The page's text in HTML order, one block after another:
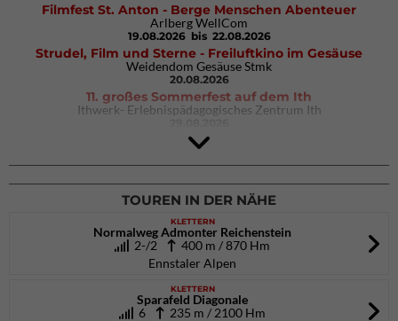
Filmfest St. Anton - Berge Menschen Abenteuer
Arlberg WellCom
19.08.2026 bis 22.08.2026
Strudel, Film und Sterne - Freiluftkino im Gesäuse
Weidendom Gesäuse Stmk
20.08.2026
11. großes Sommerfest auf dem Ith
Ithwerk- Erlebnispädagogisches Zentrum Ith
4Blocs KIDS 2026
DAV Kletter- & Boulderzentrum München Süd (Thalkirchen)
26.09.2026
TOUREN IN DER NÄHE
KLETTERN
Normalweg Admonter Reichenstein
2-/2
400 m / 870 Hm
Ennstaler Alpen
KLETTERN
Sparafeld Diagonale
6
235 m / 2100 Hm